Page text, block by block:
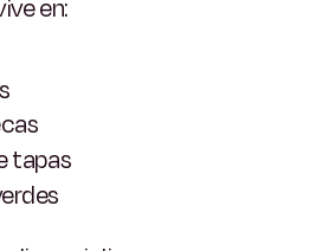
en:
tapas